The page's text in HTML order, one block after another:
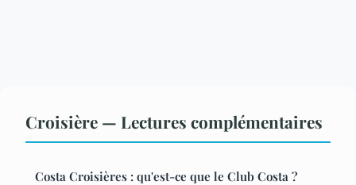
Croisière — Lectures complémentaires
Costa Croisières : qu'est-ce que le Club Costa ?